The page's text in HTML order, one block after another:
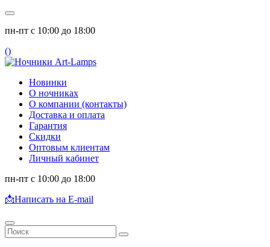
пн-пт с 10:00 до 18:00
()
Новинки
О ночниках
О компании (контакты)
Доставка и оплата
Гарантия
Скидки
Оптовым клиентам
Личный кабинет
пн-пт с 10:00 до 18:00
📩Написать на E-mail